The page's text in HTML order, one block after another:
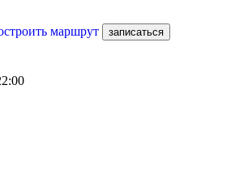
маршрут записаться